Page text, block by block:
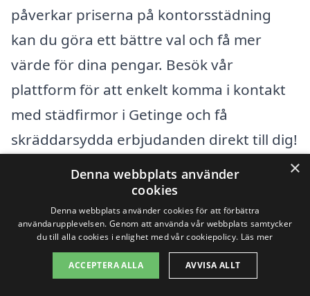
påverkar priserna på kontorsstädning
kan du göra ett bättre val och få mer
värde för dina pengar. Besök vår
plattform för att enkelt komma i kontakt
med städfirmor i Getinge och få
skräddarsydda erbjudanden direkt till dig!
Få 3 erbjudanden, gratis och utan
förpliktelser
×
Denna webbplats använder
cookies
Denna webbplats använder cookies för att förbättra
användarupplevelsen. Genom att använda vår webbplats samtycker
du till alla cookies i enlighet med vår cookiepolicy. Läs mer
ACCEPTERA ALLA AVVISA ALLT